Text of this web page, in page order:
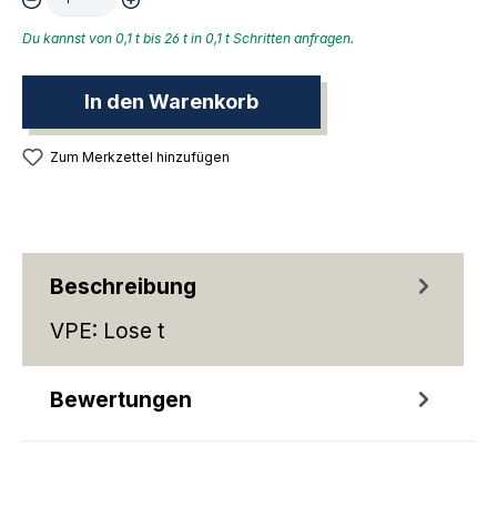
Du kannst von 0,1 t bis 26 t in 0,1 t Schritten anfragen.
In den Warenkorb
Zum Merkzettel hinzufügen
Beschreibung
VPE: Lose t
Bewertungen